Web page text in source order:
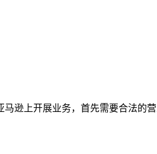
逊上开展业务，首先需要合法的